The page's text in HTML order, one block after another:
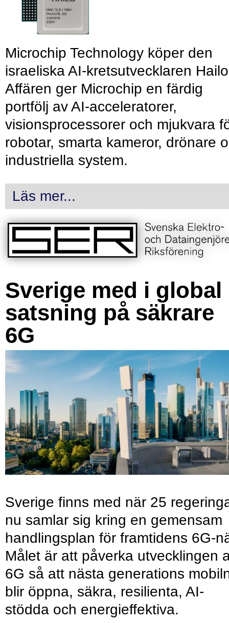
Microchip Technology köper den
israeliska AI-kretsutvecklaren
Affären ger Microchip en färdig
portfölj av AI-acceleratorer,
visionsprocessorer och mjukvara
robotar, smarta kameror, drönare
industriella system.
Läs mer...
Sverige med i global
satsning på säkrare
6G
Sverige finns med när 25
nu samlar sig kring en gemensam
handlingsplan för framtidens 6G-
Målet är att påverka utvecklingen
6G så att nästa generations
blir öppna, säkra, resilienta, AI-
stödda och energieffektiva.